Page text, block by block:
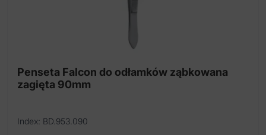
Penseta Falcon do odłamków ząbkowana
zagięta 90mm
Index: BD.953.090